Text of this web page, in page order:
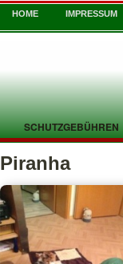
HOME IMPRESSUM
SCHUTZGEBÜHREN
Piranha